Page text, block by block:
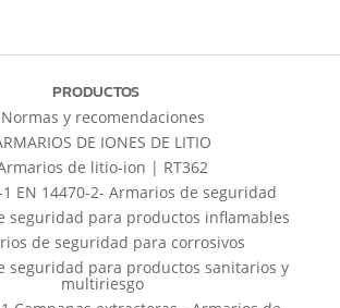
PRODUCTOS
Normas y recomendaciones
DE IONES DE LITIO
de litio-ion | RT362
1 EN 14470-2- Armarios de seguridad
seguridad para productos inflamables
de seguridad para corrosivos
seguridad para productos sanitarios y
multiriesgo